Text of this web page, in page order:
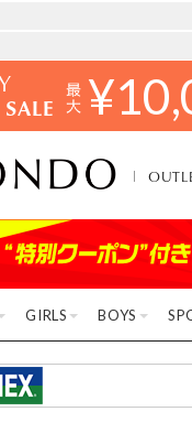
¥
GIRLS BOYS